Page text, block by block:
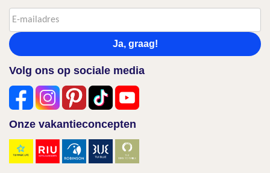
Ja, graag!
Volg ons op sociale media
Onze vakantieconcepten